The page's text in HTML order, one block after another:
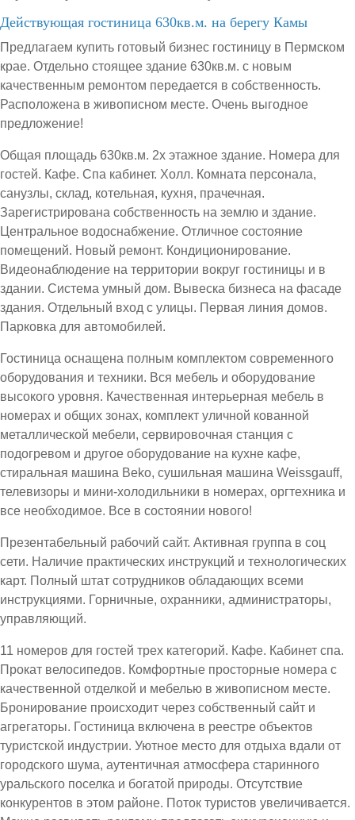
Действующая гостиница 630кв.м. на берегу Камы
Предлагаем купить готовый бизнес гостиницу в Пермском
крае. Отдельно стоящее здание 630кв.м. с новым
качественным ремонтом передается в собственность.
Расположена в живописном месте. Очень выгодное
предложение!
Общая площадь 630кв.м. 2х этажное здание. Номера для
гостей. Кафе. Спа кабинет. Холл. Комната персонала,
санузлы, склад, котельная, кухня, прачечная.
Зарегистрирована собственность на землю и здание.
Центральное водоснабжение. Отличное состояние
помещений. Новый ремонт. Кондиционирование.
Видеонаблюдение на территории вокруг гостиницы и в
здании. Система умный дом. Вывеска бизнеса на фасаде
здания. Отдельный вход с улицы. Первая линия домов.
Парковка для автомобилей.
Гостиница оснащена полным комплектом современного
оборудования и техники. Вся мебель и оборудование
высокого уровня. Качественная интерьерная мебель в
номерах и общих зонах, комплект уличной кованной
металлической мебели, сервировочная станция с
подогревом и другое оборудование на кухне кафе,
стиральная машина Beko, сушильная машина Weissgauff,
телевизоры и мини-холодильники в номерах, оргтехника и
все необходимое. Все в состоянии нового!
Презентабельный рабочий сайт. Активная группа в соц
сети. Наличие практических инструкций и технологических
карт. Полный штат сотрудников обладающих всеми
инструкциями. Горничные, охранники, администраторы,
управляющий.
11 номеров для гостей трех категорий. Кафе. Кабинет спа.
Прокат велосипедов. Комфортные просторные номера с
качественной отделкой и мебелью в живописном месте.
Бронирование происходит через собственный сайт и
агрегаторы. Гостиница включена в реестре объектов
туристской индустрии. Уютное место для отдыха вдали от
городского шума, аутентичная атмосфера старинного
уральского поселка и богатой природы. Отсутствие
конкурентов в этом районе. Поток туристов увеличивается.